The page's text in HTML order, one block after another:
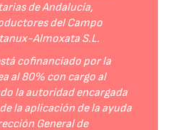
de Andalucía,
del Campo
Almoxata S.L.
cofinanciado por la
al 80% con cargo al
la autoridad encargada
la aplicación de la ayuda
General de